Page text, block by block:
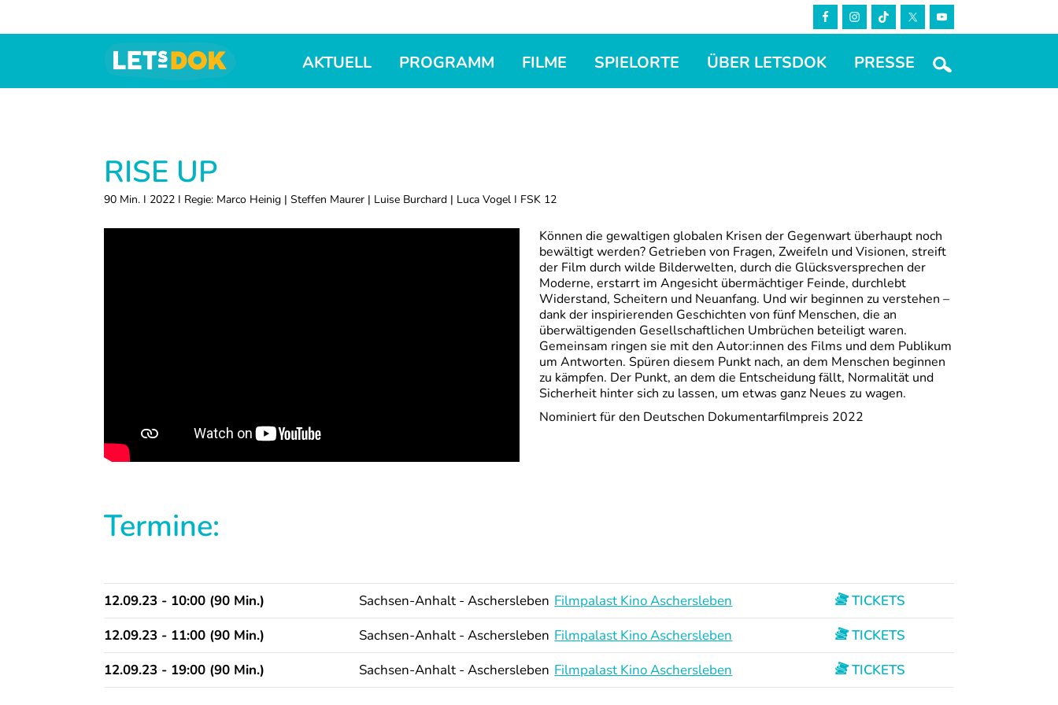
Hauptnavigation
to
Fußzeile
LETsDOK
Bundesweite
AKTUELL PROGRAMM FILME SPIELORTE ÜBER LETSDOK PRESSE
RISE UP
90 Min. I 2022 I Regie: Marco Heinig | Steffen Maurer | Luise Burchard | Luca Vogel I FSK 12
Können die gewaltigen globalen Krisen der Gegenwart überhaupt noch
bewältigt werden? Getrieben von Fragen, Zweifeln und Visionen, streift
der Film durch wilde Bilderwelten, durch die Glücksversprechen der
Moderne, erstarrt im Angesicht übermächtiger Feinde, durchlebt
Widerstand, Scheitern und Neuanfang. Und wir beginnen zu verstehen –
dank der inspirierenden Geschichten von fünf Menschen, die an
überwältigenden Gesellschaftlichen Umbrüchen beteiligt waren.
Gemeinsam ringen sie mit den Autor:innen des Films und dem Publikum
um Antworten. Spüren diesem Punkt nach, an dem Menschen beginnen
zu kämpfen. Der Punkt, an dem die Entscheidung fällt, Normalität und
Sicherheit hinter sich zu lassen, um etwas ganz Neues zu wagen.
Nominiert für den Deutschen Dokumentarfilmpreis 2022
Termine:
12.09.23 - 10:00 (90 Min.) Sachsen-Anhalt - Aschersleben Filmpalast Kino Aschersleben
TICKETS
12.09.23 - 11:00 (90 Min.)
Sachsen-Anhalt - Aschersleben Filmpalast Kino Aschersleben
TICKETS
12.09.23 - 19:00 (90 Min.)
Sachsen-Anhalt - Aschersleben Filmpalast Kino Aschersleben TICKETS